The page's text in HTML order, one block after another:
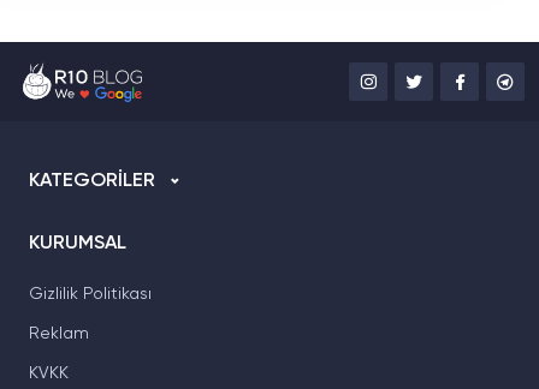
KATEGORİLER
KURUMSAL
Gizlilik Politikası
Reklam
KVKK